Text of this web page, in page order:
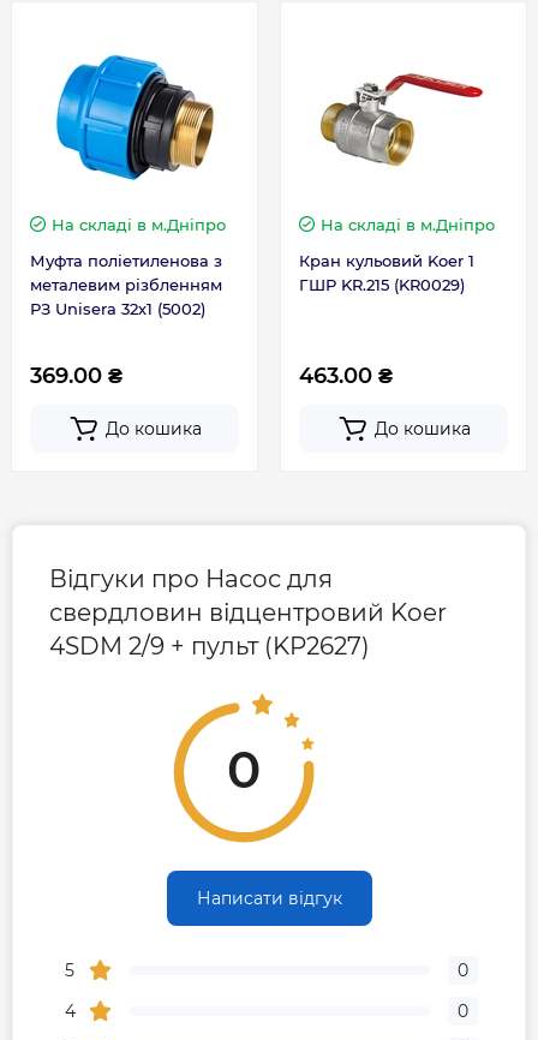
Гарантія виробника, міс
Контакти сервісного
центру
+38 (096) 072-10-
00
На складі в м.Дніпро
Муфта поліетиленова з
металевим різбленням
РЗ Unisera 32х1 (5002)
369.00 ₴
До кошика
На складі в м.Дніпро
Кран кульовий Koer 1
ГШР KR.215 (KR0029)
463.00 ₴
До кошика
Відгуки про Насос для
свердловин відцентровий Koer
4SDM 2/9 + пульт (KP2627)
0
Написати відгук
5
0
4
0